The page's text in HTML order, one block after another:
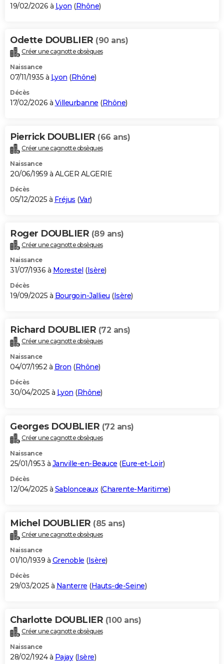
S'inscrire
Se connecter
Lycées
Collèges
Primaires
Universités
Entreprises
Service militaire
Avis de recherche
AVIS DE DÉCÈS
Bricolage
Lifestyle
Culture
Sport
Auto
Television
Voyage
Cinema
19/02/2026 à Lyon (Rhône)
Odette DOUBLIER (90 ans)
Créer une cagnotte obsèques
Naissance
07/11/1935 à Lyon (Rhône)
Décès
17/02/2026 à Villeurbanne (Rhône)
Pierrick DOUBLIER (66 ans)
Créer une cagnotte obsèques
Naissance
20/06/1959 à ALGER ALGERIE
Décès
05/12/2025 à Fréjus (Var)
Roger DOUBLIER (89 ans)
Créer une cagnotte obsèques
Naissance
31/07/1936 à Morestel (Isère)
Décès
19/09/2025 à Bourgoin-Jallieu (Isère)
Richard DOUBLIER (72 ans)
Créer une cagnotte obsèques
Naissance
04/07/1952 à Bron (Rhône)
Décès
30/04/2025 à Lyon (Rhône)
Georges DOUBLIER (72 ans)
Créer une cagnotte obsèques
Naissance
25/01/1953 à Janville-en-Beauce (Eure-et-Loir)
Décès
12/04/2025 à Sablonceaux(Charente-Maritime)
Michel DOUBLIER (85 ans)
Créer une cagnotte obsèques
Naissance
01/10/1939 à Grenoble (Isère)
Décès
29/03/2025 à Nanterre (Hauts-de-Seine)
Charlotte DOUBLIER (100 ans)
Créer une cagnotte obsèques
Naissance
28/02/1924 à Pajay(Isère)